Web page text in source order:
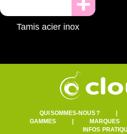
Tamis acier inox
QUI SOMMES-NOUS ?
GAMMES| MARQUES
INFOS